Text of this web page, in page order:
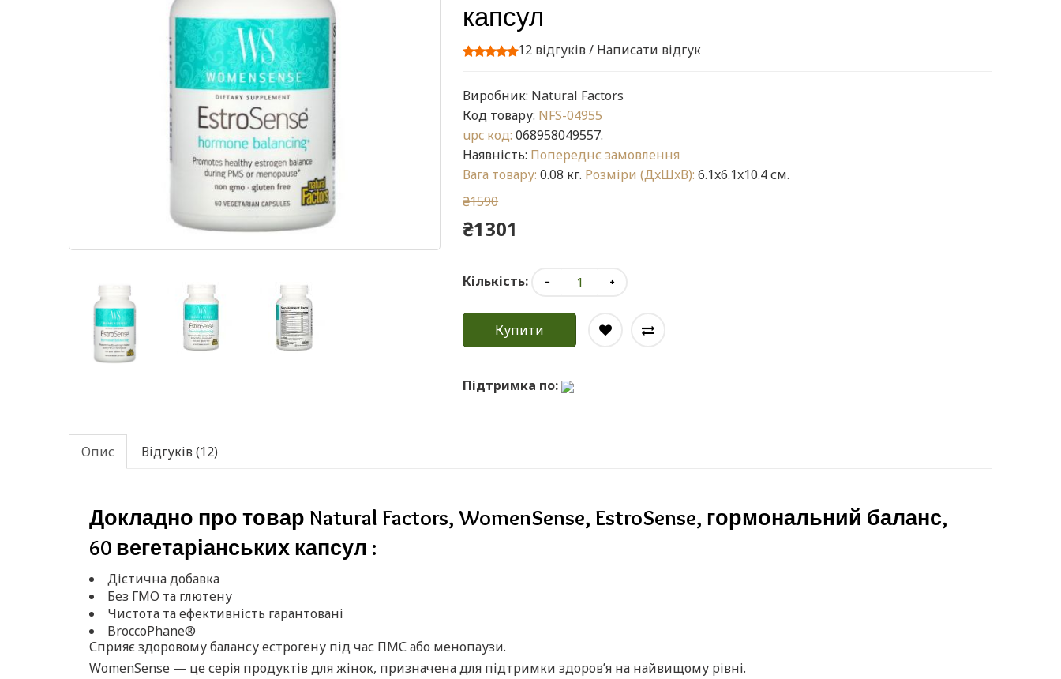
капсул
12 відгуків/ Написати відгук
Виробник: Natural Factors
Код товару: NFS-04955
upc код: 068958049557.
Наявність: Попереднє замовлення
Вага товару: 0.08 кг. Розміри (ДxШxВ): 6.1x6.1x10.4 см.
₴1590
₴1301
Кількість:
Купити
Підтримка по:
Опис Відгуків (12)
Докладно про товар Natural Factors, WomenSense, EstroSense, гормональний баланс,
60 вегетаріанських капсул :
Дієтична добавка
Без ГМО та глютену
Чистота та ефективність гарантовані
BroccoPhane®
Сприяє здоровому балансу естрогену під час ПМС або менопаузи.
WomenSense — це серія продуктів для жінок, призначена для підтримки здоров’я на найвищому рівні.